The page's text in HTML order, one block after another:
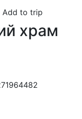
Add to trip
храм